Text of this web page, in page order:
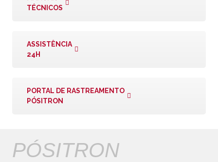
TÉCNICOS
ASSISTÊNCIA
24H
PORTAL DE RASTREAMENTO
PÓSITRON
PÓSITRON